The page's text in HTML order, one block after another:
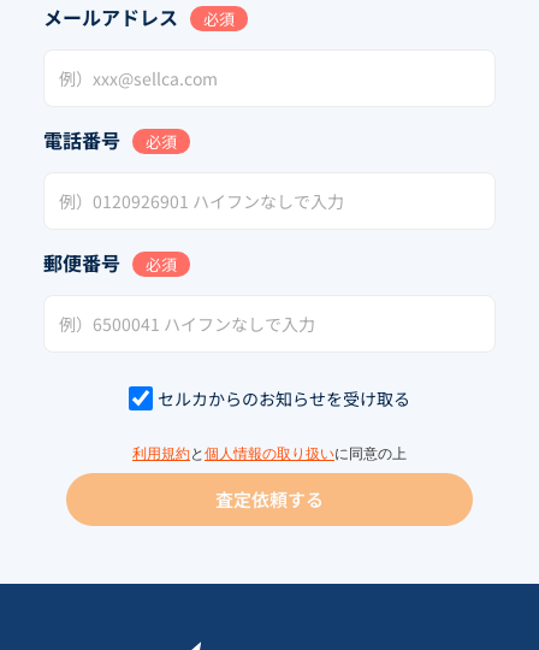
メールアドレス 必須
電話番号 必須
郵便番号 必須
セルカからのお知らせを受け取る
利用規約と 個人情報の取り扱いに同意の上
査定依頼する